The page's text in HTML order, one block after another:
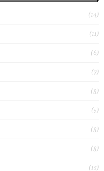
(14)
(11)
(6)
(7)
(8)
(5)
(8)
(8)
(15)